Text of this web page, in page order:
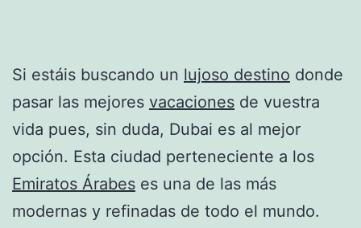
Si estáis buscando un lujoso destino donde
pasar las mejores vacaciones de vuestra
vida pues, sin duda, Dubai es al mejor
opción. Esta ciudad perteneciente a los
Emiratos Árabes es una de las más
modernas y refinadas de todo el mundo.